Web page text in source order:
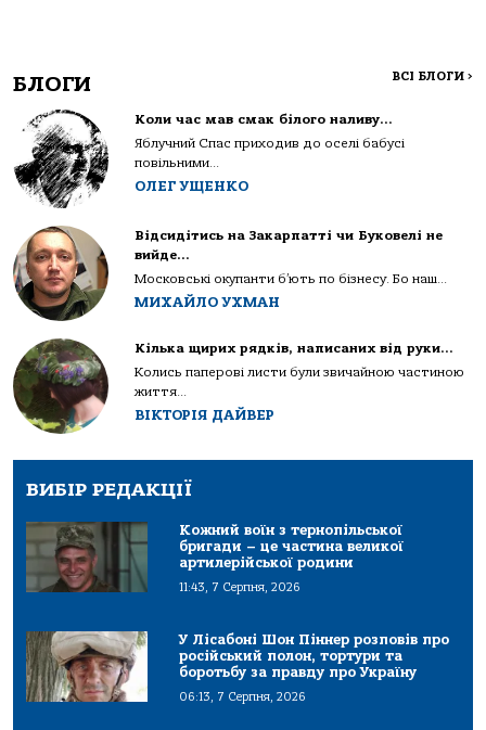
БЛОГИ ВСІ БЛОГИ >
Коли час мав смак білого наливу…
Яблучний Спас приходив до оселі бабусі
повільними...
ОЛЕГ УЩЕНКО
Відсидітись на Закарпатті чи Буковелі не
вийде…
Московські окупанти б’ють по бізнесу. Бо наш...
МИХАЙЛО УХМАН
Кілька щирих рядків, написаних від руки…
Колись паперові листи були звичайною частиною
життя...
ВІКТОРІЯ ДАЙВЕР
ВИБІР РЕДАКЦІЇ
Кожний воїн з тернопільської
бригади – це частина великої
артилерійської родини
11:43, 7 Серпня, 2026
У Лісабоні Шон Піннер розповів про
російський полон, тортури та
боротьбу за правду про Україну
06:13, 7 Серпня, 2026